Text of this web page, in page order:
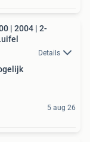
| 2004 | 2-
Details
5 aug 26